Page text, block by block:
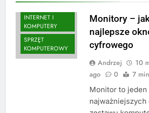
INTERNET I
KOMPUTERY
SPRZĘT
KOMPUTEROWY
Monitory –
najlepsze
cyfrowego
Andrzej
10
ago
0 7
Monitor to jeden